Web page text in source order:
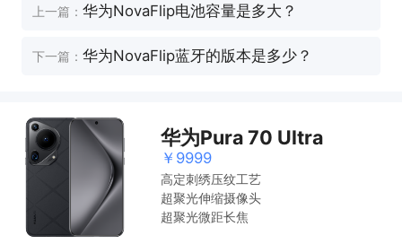
上一篇： 华为NovaFlip电池容量是多大？
下一篇： 华为NovaFlip蓝牙的版本是多少？
华为Pura 70 Ultra
￥9999
高定刺绣压纹工艺
超聚光伸缩摄像头
超聚光微距长⁠焦